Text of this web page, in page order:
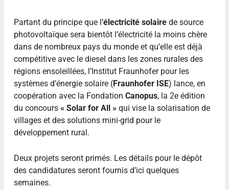
Partant du principe que l’électricité solairede source
photovoltaïque sera bientôt l’électricité la moins chère
dans de nombreux pays du monde et qu’elle est déjà
compétitive avec le diesel dans les zones rurales des
régions ensoleillées, l’Institut Fraunhofer pour les
systèmes d’énergie solaire (Fraunhofer ISE) lance, en
coopération avec la Fondation Canopus, la 2e édition
du concours « Solar for All »qui vise la solarisation de
villages et des solutions mini-grid pour le
développement rural.
Deux projets seront primés. Les détails pour le dépôt
des candidatures seront fournis d’ici quelques
semaines.